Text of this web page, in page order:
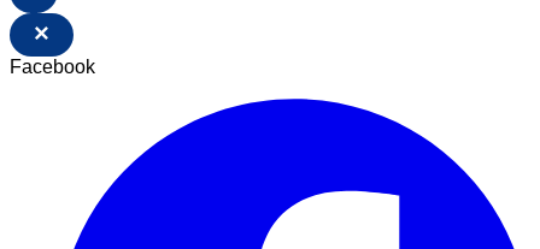
×
Facebook